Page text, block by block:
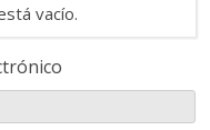
vacío.